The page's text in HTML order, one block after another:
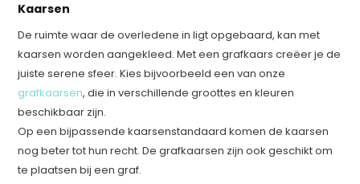
Kaarsen
De ruimte waar de overledene in ligt opgebaard, kan met
kaarsen worden aangekleed. Met een grafkaars creëer je de
juiste serene sfeer. Kies bijvoorbeeld een van onze
grafkaarsen, die in verschillende groottes en kleuren
beschikbaar zijn.
Op een bijpassende kaarsenstandaard komen de kaarsen
nog beter tot hun recht. De grafkaarsen zijn ook geschikt om
te plaatsen bij een graf.